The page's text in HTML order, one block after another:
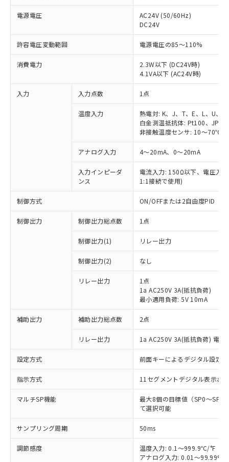
電源電圧
AC24V (50/60Hz)
DC24V
許容電圧変動範囲 電源電圧の85～110%
消費電力
2.3W以下 (DC24V時)
4.1VA以下 (AC24V時)
入力 入力点数 1点
温度入力
熱電対: K、J、T、E、L、U、
白金測温抵抗体: Pt100、
非接触温度センサ: 10～70℃
アナログ入力 4～20mA、0～20mA
入力インピーダ
ンス
電流入力: 150Ω以下、電圧入
1:1接続で使用)
制御方式 ON/OFFまたは2自由度PID（
制御出力 制御出力総点数 1点
制御出力(1) リレー出力
制御出力(2) なし
リレー出力
1点
1a AC250V 3A(抵抗負荷)
最小適用負荷: 5V 10mA
補助出力 補助出力総点数 2点
リレー出力 1a AC250V 3A(抵抗負荷) 電
設定方式 前面キーによるデジタル設定
指示方式 11セグメントデジタル表示お
マルチSP機能
最大8個の目標値（SP0～SP7
て選択可能
サンプリング周期 50ms
調節感度
温度入力: 0.1～999.9℃/°F（
アナログ入力: 0.01～